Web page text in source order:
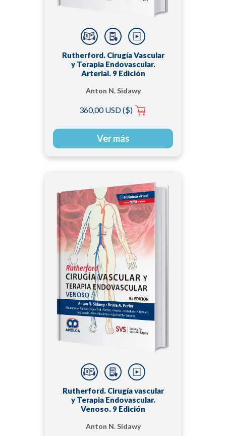
Rutherford. Cirugía Vascular
y Terapia Endovascular.
Arterial. 9 Edición
Anton N. Sidawy
360,00 USD ($)
Ver más
Rutherford. Cirugía vascular
y Terapia Endovascular.
Venoso. 9 Edición
Anton N. Sidawy